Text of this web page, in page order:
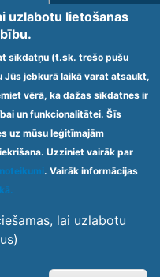
personām ar
SIA „Sanare-KRC
ir nodrošināta vides
traucējumiem,
Ministru kabineta
Nr.60 „Noteikumi par
iestādēm un to
– 64003
un privātuma politika
Visas tiesības
uzlabotu lietošanas
sīkdatņu (t.sk. trešo pušu
Jūs jebkurā laikā varat atsaukt,
vērā, ka dažas sīkdatnes ir
un funkcionalitātei. Šīs
uz mūsu leģitīmajām
Uzziniet vairāk par
. Vairāk informācijas
lai uzlabotu